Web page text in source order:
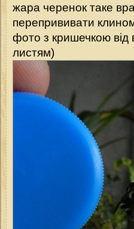
жара черенок таке
перепрививати
фото з кришечкою від
листям)